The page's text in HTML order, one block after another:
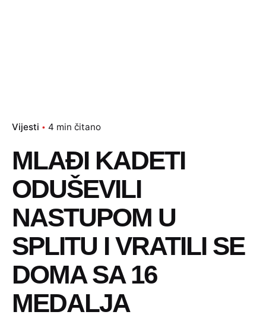
Vijesti 4 min čitano
MLAĐI KADETI
ODUŠEVILI
NASTUPOM U
SPLITU I VRATILI SE
DOMA SA 16
MEDALJA